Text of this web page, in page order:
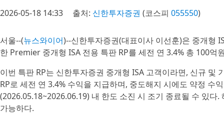
2026-05-18 14:33 출처: 신한투자증권 (코스피 055550)
서울--(뉴스와이어)--신한투자증권(대표이사 이선훈)은 중개형
한 Premier 중개형 ISA 전용 특판 RP를 세전 연 3.4% 총 100
이번 특판 RP는 신한투자증권 중개형 ISA 고객이라면, 신규
RP로 세전 연 3.4% 수익을 지급하며, 중도해지 시에도 약정 수
(2026.05.18~2026.06.19) 내 한도 소진 시 조기 종료될 수 있다
가능하다.